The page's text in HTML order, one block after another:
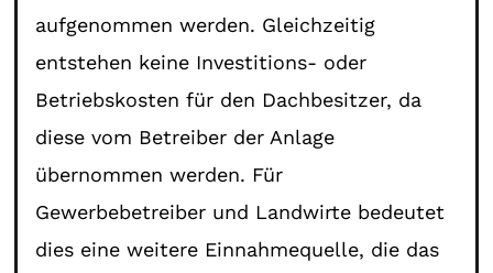
aufgenommen werden. Gleichzeitig
entstehen keine Investitions- oder
Betriebskosten für den Dachbesitzer, da
diese vom Betreiber der Anlage
übernommen werden. Für
Gewerbebetreiber und Landwirte bedeutet
dies eine weitere Einnahmequelle, die das